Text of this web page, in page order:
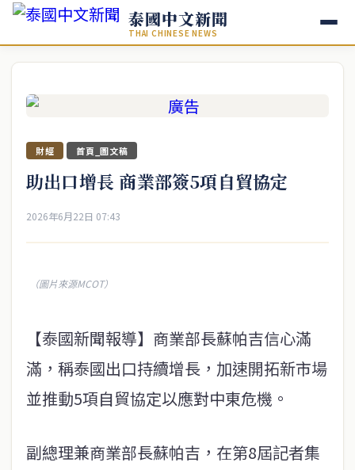
泰國中文新聞
THAI CHINESE NEWS
財經 首頁_圖文稿
助出口增長 商業部簽5項自貿協定
2026年6月22日 07:43
（圖片來源MCOT）
【泰國新聞報導】商業部長蘇帕吉信心滿
滿，稱泰國出口持續增長，加速開拓新市場
並推動5項自貿協定以應對中東危機。
副總理兼商業部長蘇帕吉，在第8屆記者集